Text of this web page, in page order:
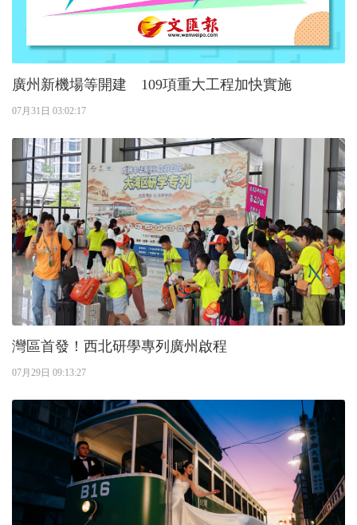
廣州新機場等開建 109項重大工程加快實施
07月31日 03:02:17
灣區首發！西北研學專列廣州啟程
07月29日 09:13:27